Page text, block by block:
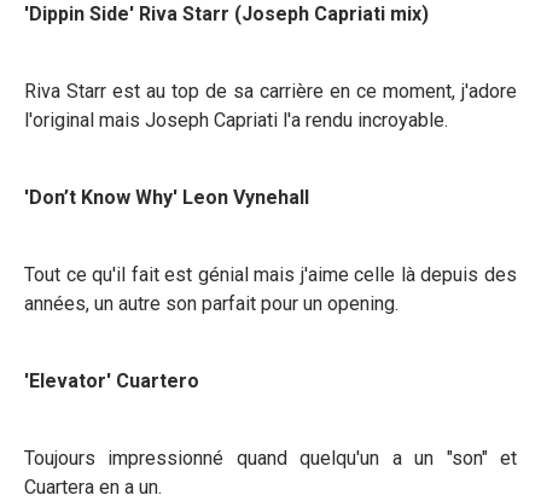
'Dippin Side' Riva Starr (Joseph Capriati mix)
Riva Starr est au top de sa carrière en ce moment, j'adore
l'original mais Joseph Capriati l'a rendu incroyable.
'Don’t Know Why' Leon Vynehall
Tout ce qu'il fait est génial mais j'aime celle là depuis des
années, un autre son parfait pour un opening.
'Elevator' Cuartero
Toujours impressionné quand quelqu'un a un "son" et
Cuartera en a un.